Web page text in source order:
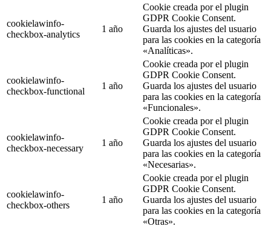
cookielawinfo-
checkbox-analytics
1 año
Cookie creada por el plugin
GDPR Cookie Consent.
Guarda los ajustes del usuario
para las cookies en la categoría
«Analíticas».
cookielawinfo-
checkbox-functional
1 año
Cookie creada por el plugin
GDPR Cookie Consent.
Guarda los ajustes del usuario
para las cookies en la categoría
«Funcionales».
cookielawinfo-
checkbox-necessary
1 año
Cookie creada por el plugin
GDPR Cookie Consent.
Guarda los ajustes del usuario
para las cookies en la categoría
«Necesarias».
cookielawinfo-
checkbox-others
1 año
Cookie creada por el plugin
GDPR Cookie Consent.
Guarda los ajustes del usuario
para las cookies en la categoría
«Otras».